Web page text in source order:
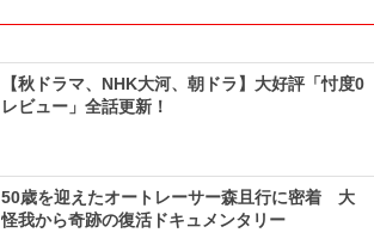
【秋ドラマ、NHK大河、朝ドラ】大好評「忖度0
レビュー」全話更新！
50歳を迎えたオートレーサー森且行に密着 大
怪我から奇跡の復活ドキュメンタリー